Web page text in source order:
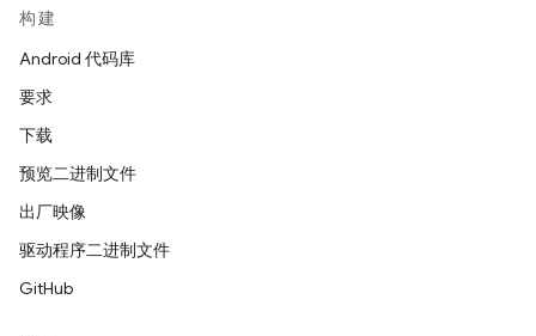
构建
Android 代码库
要求
下载
预览二进制文件
出厂映像
驱动程序二进制文件
GitHub